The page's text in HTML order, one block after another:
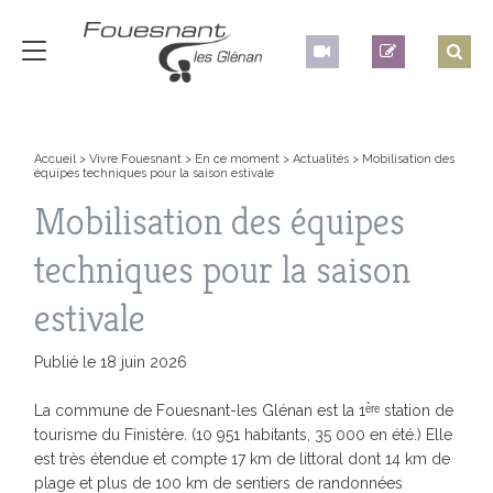
Accueil>Vivre Fouesnant > En ce moment >Actualités > Mobilisation des
équipes techniques pour la saison estivale
Mobilisation des équipes
techniques pour la saison
estivale
Publié le 18 juin 2026
La commune de Fouesnant-les Glénan est la 1ᵉ̀ʳᵉ station de
tourisme du Finistère. (10 951 habitants, 35 000 en été.) Elle
est très étendue et compte 17 km de littoral dont 14 km de
plage et plus de 100 km de sentiers de randonnées